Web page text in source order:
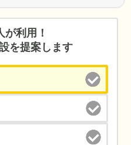
が利用！
を提案します